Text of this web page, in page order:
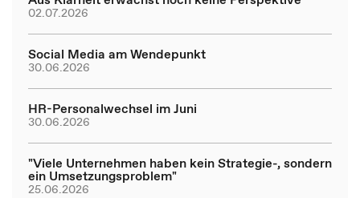
02.07.2026
Social Media am Wendepunkt
30.06.2026
HR-Personalwechsel im Juni
30.06.2026
"Viele Unternehmen haben kein Strategie-, sondern
ein Umsetzungsproblem"
25.06.2026